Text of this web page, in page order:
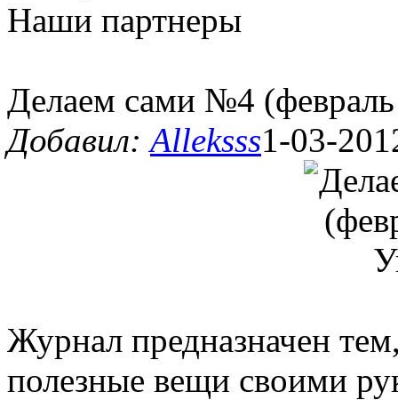
Наши партнеры
Делаем сами №4
Добавил:Alleksss1-03-
Журнал предназначен
полезные вещи своими